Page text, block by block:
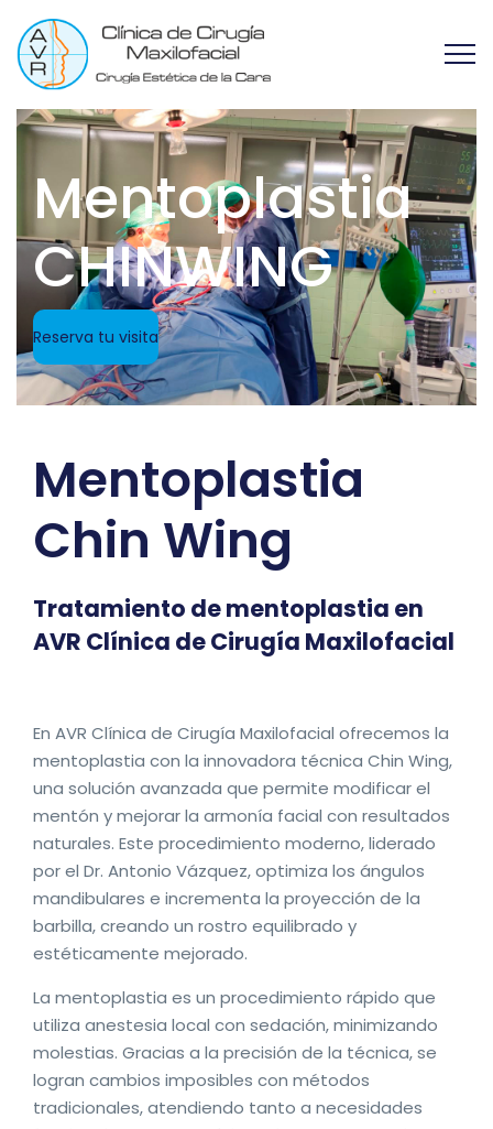
Mentoplastia
CHINWING
Reserva tu visita
Mentoplastia
Chin Wing
Tratamiento de mentoplastia en
AVR Clínica de Cirugía Maxilofacial
En AVR Clínica de Cirugía Maxilofacial ofrecemos la
mentoplastia con la innovadora técnica Chin Wing,
una solución avanzada que permite modificar el
mentón y mejorar la armonía facial con resultados
naturales. Este procedimiento moderno, liderado
por el Dr. Antonio Vázquez, optimiza los ángulos
mandibulares e incrementa la proyección de la
barbilla, creando un rostro equilibrado y
estéticamente mejorado.
La mentoplastia es un procedimiento rápido que
utiliza anestesia local con sedación, minimizando
molestias. Gracias a la precisión de la técnica, se
logran cambios imposibles con métodos
tradicionales, atendiendo tanto a necesidades